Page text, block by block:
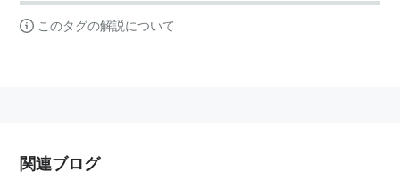
このタグの解説について
関連ブログ